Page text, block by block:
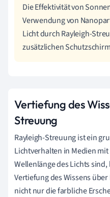
Die Effektivität von
Verwendung von
Licht durch Rayleigh-
zusätzlichen
Vertiefung des
Streuung
Rayleigh-Streuung ist ein
Lichtverhalten in Medien
Wellenlänge des Lichts
Vertiefung des Wissens über
nicht nur die farbliche